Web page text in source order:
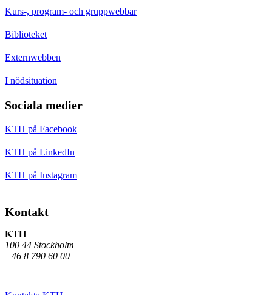
Kurs-, program- och gruppwebbar
Biblioteket
Externwebben
I nödsituation
Sociala medier
KTH på Facebook
KTH på LinkedIn
KTH på Instagram
Kontakt
KTH
100 44 Stockholm
+46 8 790 60 00